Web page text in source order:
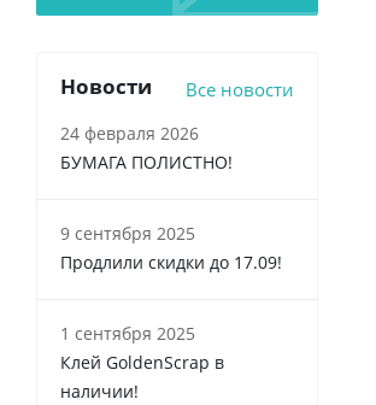
Новости Все новости
24 февраля 2026
БУМАГА ПОЛИСТНО!
9 сентября 2025
Продлили скидки до 17.09!
1 сентября 2025
Клей GoldenScrap в
наличии!